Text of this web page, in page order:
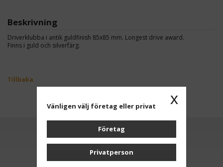
Beskrivning
Driverklubba i antik guldfinish 85x85 mm. Longest drive award.
Finns i guld och silverfärg.
Tillbaka
Anmäl dig till vårt nyhetsbrev
x
Vänligen välj företag eller privat
Företag
Privatperson